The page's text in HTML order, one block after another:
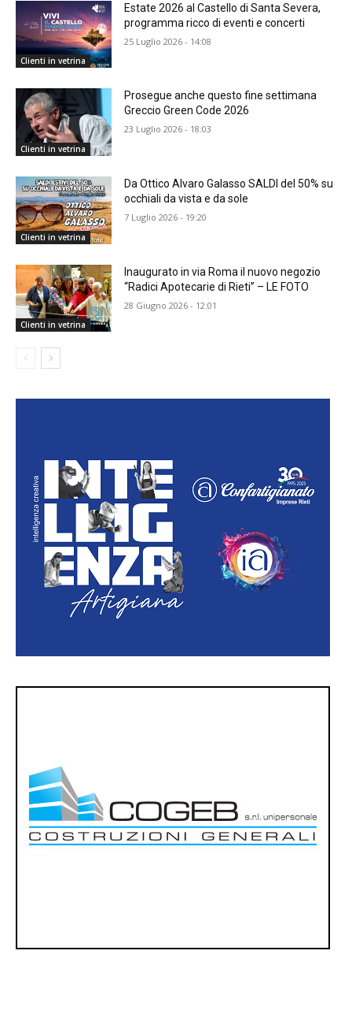
Clienti in vetrina
Estate 2026 al Castello di Santa Severa,
programma ricco di eventi e concerti
25 Luglio 2026 - 14:08
Clienti in vetrina
Prosegue anche questo fine settimana
Greccio Green Code 2026
23 Luglio 2026 - 18:03
Clienti in vetrina
Da Ottico Alvaro Galasso SALDI del 50% su
occhiali da vista e da sole
7 Luglio 2026 - 19:20
Clienti in vetrina
Inaugurato in via Roma il nuovo negozio
“Radici Apotecarie di Rieti” – LE FOTO
28 Giugno 2026 - 12:01